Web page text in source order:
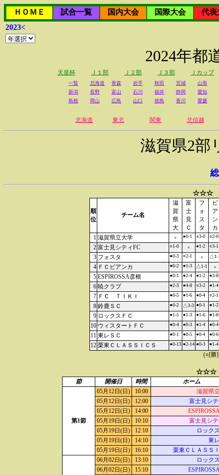
ＨＯＭＥ 試合一覧 国内大会 国際大会
代表
2023<
2024年都
天皇杯 Ｊ１部 Ｊ２部 Ｊ３部 Ｊカップ
一覧 北海道 青森 岩手 秋田 宮城
山形
新潟
長野 富山 石川 福井 静岡
愛知
島根
岡山 広島 山口 徳島 香川 愛媛
北海道 東北 関東 北信越
滋賀県2部
☆☆☆
順
位
チーム名
滋
賀
県
大
富
士
見
Ｃ
フ
ォ
ス
タ
ビ
ア
ン
カ
1 滋賀県立大学 × ●0-1 ○3-0 ○2-0
2 富士見シティFC ○1-0 × ●1-2 ○3-1
3 フォスタ ●0-3 ○2-1 × △1-
4 ＦＣビアンカ ●0-2 ●1-3 △1-1 ×
5 ESPIROSSA彦根 ●0-1 ●2-4 ●1-2 ●3-8
6 暁クラブ ●2-3 ●4-8 ○3-2 ●1-4
7 ＦＣ ＴＩＫＩ ●0-5 ●1-6 ●0-4 ○2-1
8 鈴鹿ＳＣ ●0-2 △3-3 ●0-1 ●1-2
9 ロックスＦＣ ●1-5 ●1-3 ●1-6 ●1-8
10 ウィスタートＦＣ ●0-4 ●0-3 ●1-4 ●0-4
11 東レＳＣ ●0-1 ●0-5 ●0-4 ●0-6
12 栗東ＣＬＡＳＳＩＣＳ ●0-13 ●2-14 ●0-3 ●1-4
(○[勝
☆☆☆
節 開催日 時間 ホーム
第1節
05月12日(日) 10:00
滋賀県
05月12日(日)
12:00
富士見シ
05月12日(日)
14:00
05月19日(日)
10:10
富士見シ
05月19日(日)
12:10
ロック
05月19日(日)
14:10
東
05月19日(日)
16:10 栗東ＣＬＡＳＳ
06月02日(日) 13:10
ロック
06月02日(日)
15:10